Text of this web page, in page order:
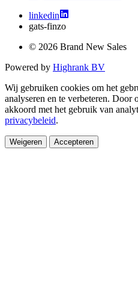
linkedin
gats-finzo
© 2026 Brand New Sales
Powered by Highrank BV
Wij gebruiken cookies om het
analyseren en te verbeteren.
akkoord met het gebruik van
privacybeleid.
Weigeren Accepteren